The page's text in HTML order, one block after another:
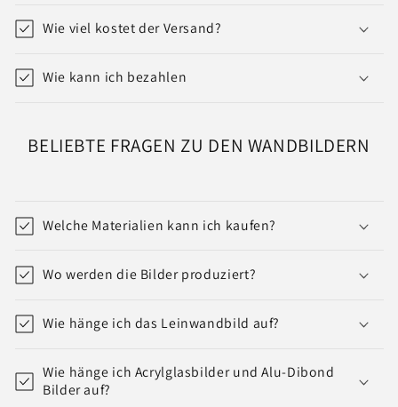
Wie viel kostet der Versand?
Wie kann ich bezahlen
BELIEBTE FRAGEN ZU DEN WANDBILDERN
Welche Materialien kann ich kaufen?
Wo werden die Bilder produziert?
Wie hänge ich das Leinwandbild auf?
Wie hänge ich Acrylglasbilder und Alu-Dibond
Bilder auf?